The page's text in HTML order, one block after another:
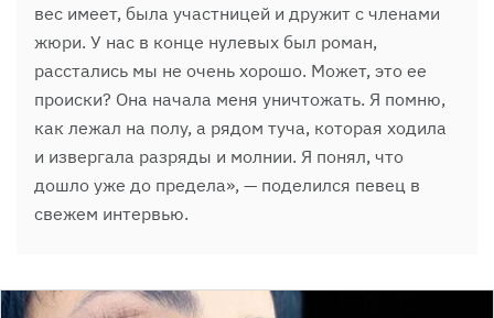
вес имеет, была участницей и дружит с членами
жюри. У нас в конце нулевых был роман,
расстались мы не очень хорошо. Может, это ее
происки? Она начала меня уничтожать. Я помню,
как лежал на полу, а рядом туча, которая ходила
и извергала разряды и молнии. Я понял, что
дошло уже до предела», — поделился певец в
свежем интервью.